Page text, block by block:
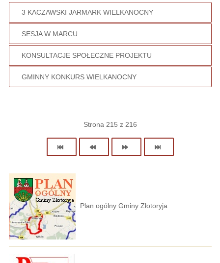
3 KACZAWSKI JARMARK WIELKANOCNY
SESJA W MARCU
KONSULTACJE SPOŁECZNE PROJEKTU
GMINNY KONKURS WIELKANOCNY
Strona 215 z 216
Plan ogólny Gminy Złotoryja